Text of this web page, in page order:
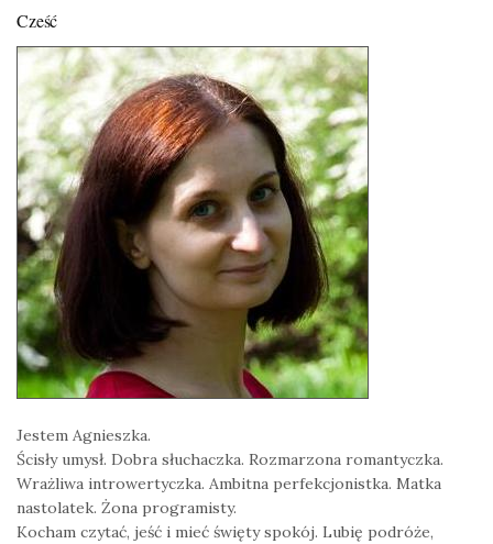
Cześć
Jestem Agnieszka.
Ścisły umysł. Dobra słuchaczka. Rozmarzona romantyczka.
Wrażliwa introwertyczka. Ambitna perfekcjonistka. Matka
nastolatek. Żona programisty.
Kocham czytać, jeść i mieć święty spokój. Lubię podróże,